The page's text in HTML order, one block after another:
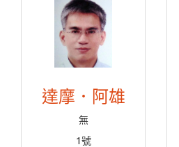
達摩．阿雄
無
1號